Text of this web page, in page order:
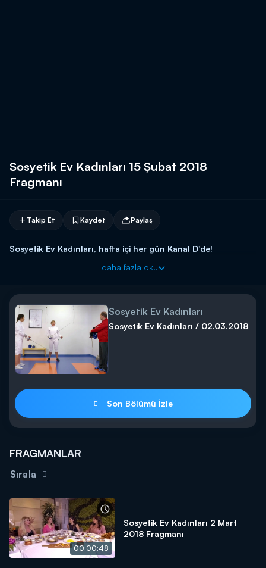
Sosyetik Ev Kadınları 15 Şubat 2018
Fragmanı
Takip Et Kaydet Paylaş
Sosyetik Ev Kadınları, hafta içi her gün Kanal D'de!
daha fazla oku
Sosyetik Ev Kadınları
Sosyetik Ev Kadınları / 02.03.2018
Son Bölümü İzle
FRAGMANLAR
Sırala
00:00:48
Sosyetik Ev Kadınları 2 Mart
2018 Fragmanı